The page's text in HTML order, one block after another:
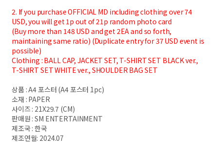
2. If you purchase OFFICIAL MD including clothing over 74
USD, you will get 1p out of 21p random photo card
(Buy more than 148 USD and get 2EA and so forth,
maintaining same ratio) (Duplicate entry for 37 USD event is
possible)
Clothing : BALL CAP, JACKET SET, T-SHIRT SET BLACK ver.,
T-SHIRT SET WHITE ver., SHOULDER BAG SET
상품 : A4 포스터 (A4 포스터 1pc)
소재 : PAPER
사이즈 : 21X29.7 (CM)
판매원 : SM ENTERTAINMENT
제조국 : 한국
제조연월: 2024.07